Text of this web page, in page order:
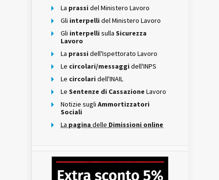
La prassi del Ministero Lavoro
Gli interpelli del Ministero Lavoro
Gli interpelli sulla Sicurezza
Lavoro
La prassi dell'Ispettorato Lavoro
Le circolari/messaggi dell'INPS
Le circolari dell'INAIL
Le Sentenze di Cassazione Lavoro
Notizie sugli Ammortizzatori
Sociali
La pagina delle Dimissioni online